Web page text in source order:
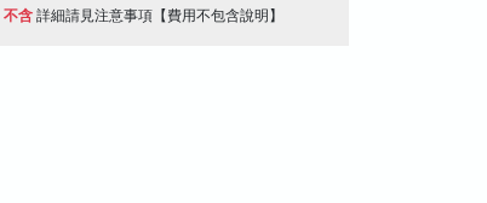
不含 詳細請見注意事項【費用不包含說明】